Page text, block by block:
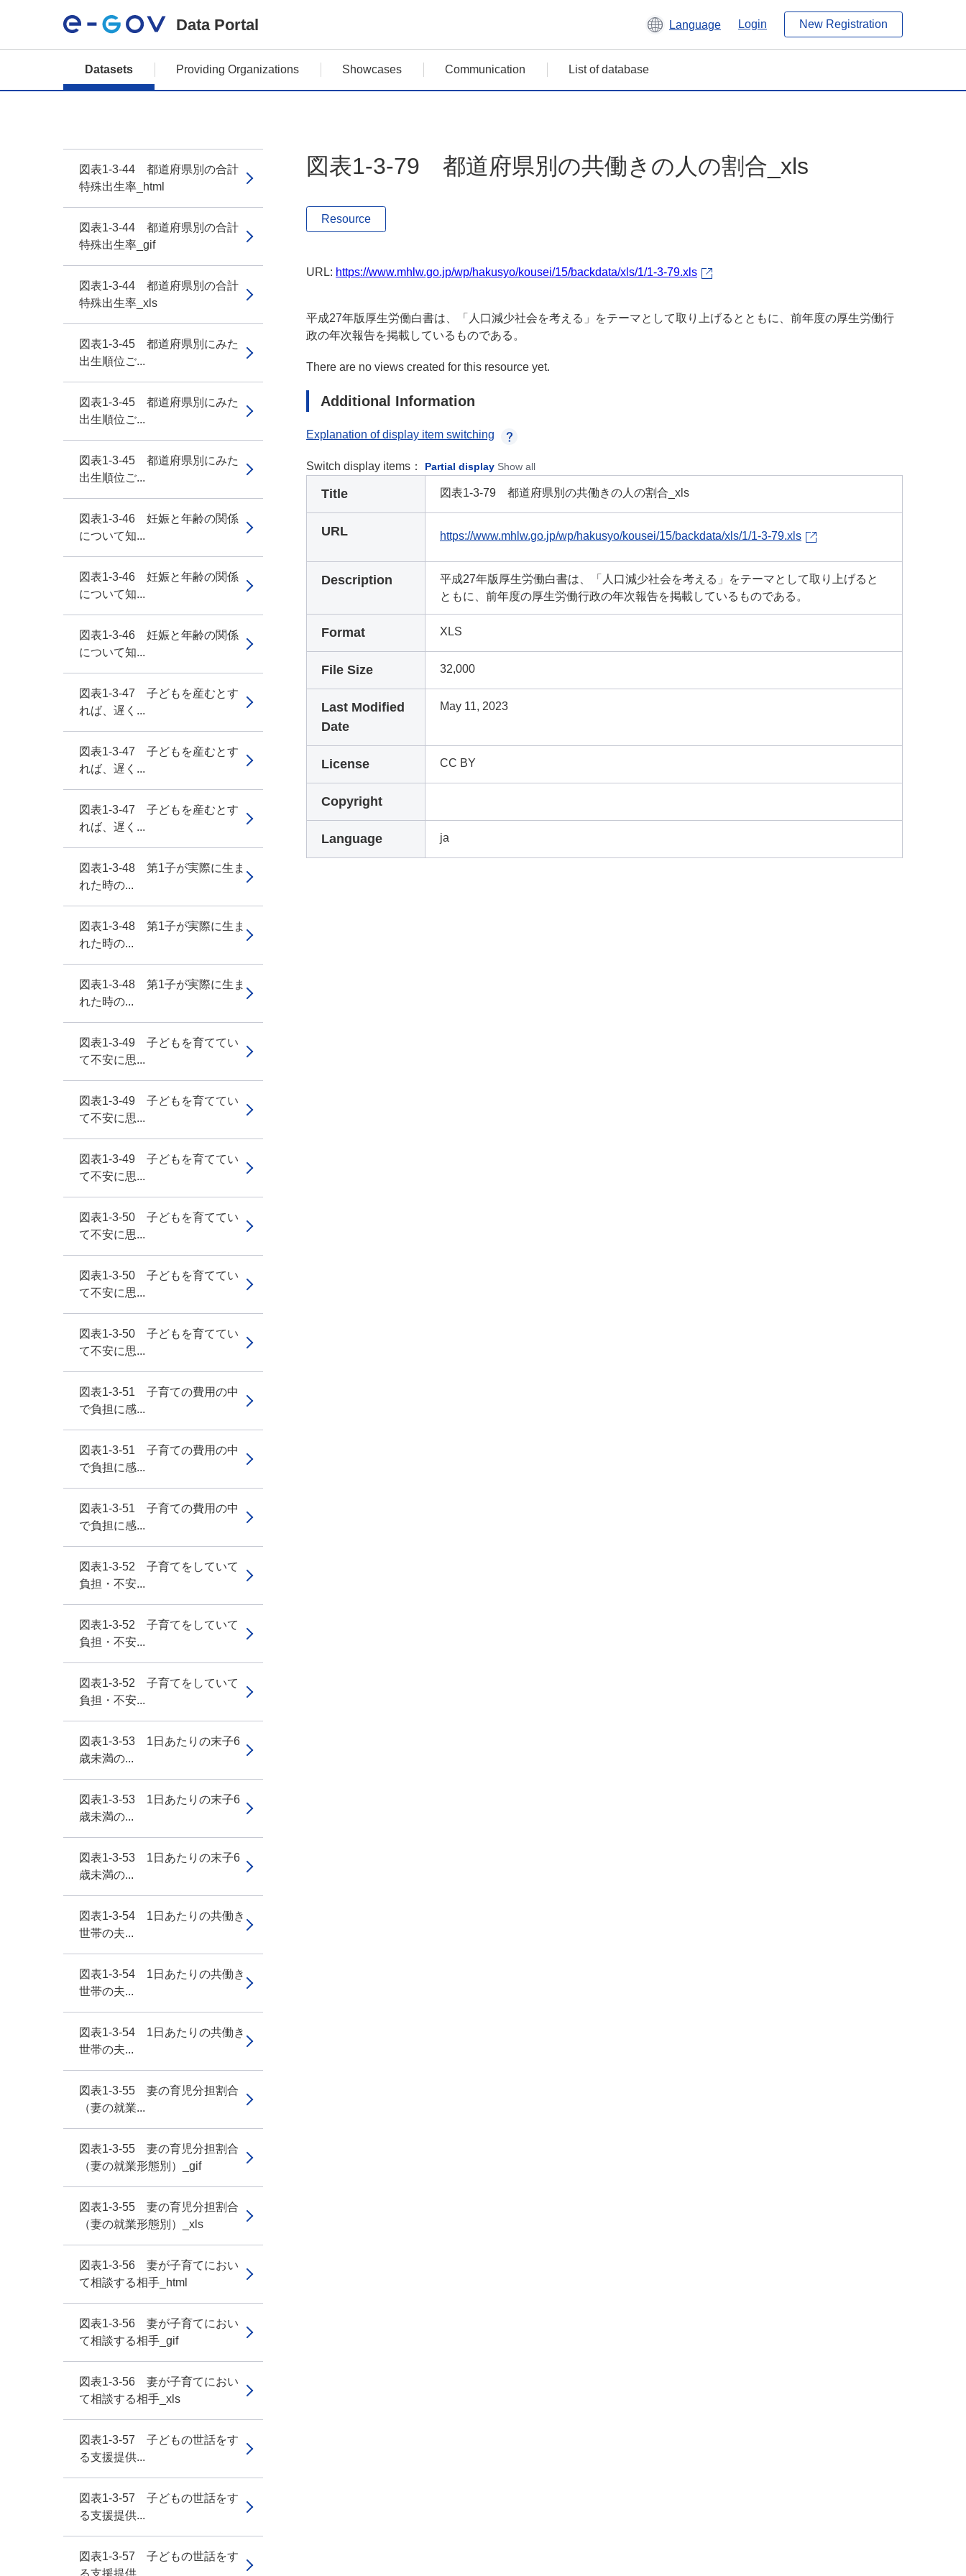
Data Portal Language Login New Registration
Datasets Providing Organizations Showcases Communication List of database
図表1-3-44 都道府県別の合計
特殊出生率_html
図表1-3-44 都道府県別の合計
特殊出生率_gif
図表1-3-44 都道府県別の合計
特殊出生率_xls
図表1-3-45 都道府県別にみた
出生順位ご...
図表1-3-45 都道府県別にみた
出生順位ご...
図表1-3-45 都道府県別にみた
出生順位ご...
図表1-3-46 妊娠と年齢の関係
について知...
図表1-3-46 妊娠と年齢の関係
について知...
図表1-3-46 妊娠と年齢の関係
について知...
図表1-3-47 子どもを産むとす
れば、遅く...
図表1-3-47 子どもを産むとす
れば、遅く...
図表1-3-47 子どもを産むとす
れば、遅く...
図表1-3-48 第1子が実際に生ま
れた時の...
図表1-3-48 第1子が実際に生ま
れた時の...
図表1-3-48 第1子が実際に生ま
れた時の...
図表1-3-49 子どもを育ててい
て不安に思...
図表1-3-49 子どもを育ててい
て不安に思...
図表1-3-49 子どもを育ててい
て不安に思...
図表1-3-50 子どもを育ててい
て不安に思...
図表1-3-50 子どもを育ててい
て不安に思...
図表1-3-50 子どもを育ててい
て不安に思...
図表1-3-51 子育ての費用の中
で負担に感...
図表1-3-51 子育ての費用の中
で負担に感...
図表1-3-51 子育ての費用の中
で負担に感...
図表1-3-52 子育てをしていて
負担・不安...
図表1-3-52 子育てをしていて
負担・不安...
図表1-3-52 子育てをしていて
負担・不安...
図表1-3-53 1日あたりの末子6
歳未満の...
図表1-3-53 1日あたりの末子6
歳未満の...
図表1-3-53 1日あたりの末子6
歳未満の...
図表1-3-54 1日あたりの共働き
世帯の夫...
図表1-3-54 1日あたりの共働き
世帯の夫...
図表1-3-54 1日あたりの共働き
世帯の夫...
図表1-3-55 妻の育児分担割合
（妻の就業...
図表1-3-55 妻の育児分担割合
（妻の就業形態別）_gif
図表1-3-55 妻の育児分担割合
（妻の就業形態別）_xls
図表1-3-56 妻が子育てにおい
て相談する相手_html
図表1-3-56 妻が子育てにおい
て相談する相手_gif
図表1-3-56 妻が子育てにおい
て相談する相手_xls
図表1-3-57 子どもの世話をす
る支援提供...
図表1-3-57 子どもの世話をす
る支援提供...
図表1-3-57 子どもの世話をす
る支援提供...
図表1-3-79 都道府県別の共働きの人の割合_xls
Resource
URL: https://www.mhlw.go.jp/wp/hakusyo/kousei/15/backdata/xls/1/1-3-79.xls
平成27年版厚生労働白書は、「人口減少社会を考える」をテーマとして取り上げるとともに、前年度の厚生労働行
政の年次報告を掲載しているものである。
There are no views created for this resource yet.
Additional Information
Explanation of display item switching
Switch display items： Partial display Show all
Title 図表1-3-79 都道府県別の共働きの人の割合_xls
URL https://www.mhlw.go.jp/wp/hakusyo/kousei/15/backdata/xls/1/1-3-79.xls
Description
平成27年版厚生労働白書は、「人口減少社会を考える」をテーマとして取り上げると
ともに、前年度の厚生労働行政の年次報告を掲載しているものである。
Format XLS
File Size 32,000
Last Modified
Date
May 11, 2023
License CC BY
Copyright
Language ja